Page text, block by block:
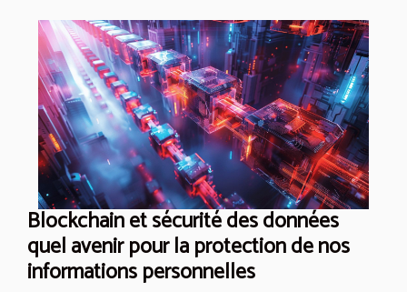
Blockchain et sécurité des données
quel avenir pour la protection de nos
informations personnelles